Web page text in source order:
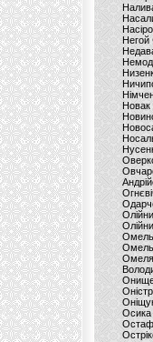
Негой
Новак
Осика